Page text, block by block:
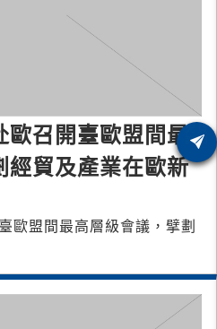
召開臺歐盟間最
經貿及產業在歐新
歐盟間最高層級會議，擘劃